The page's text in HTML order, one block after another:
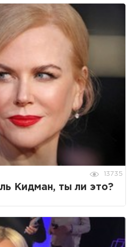
13735
Кидман, ты ли это?